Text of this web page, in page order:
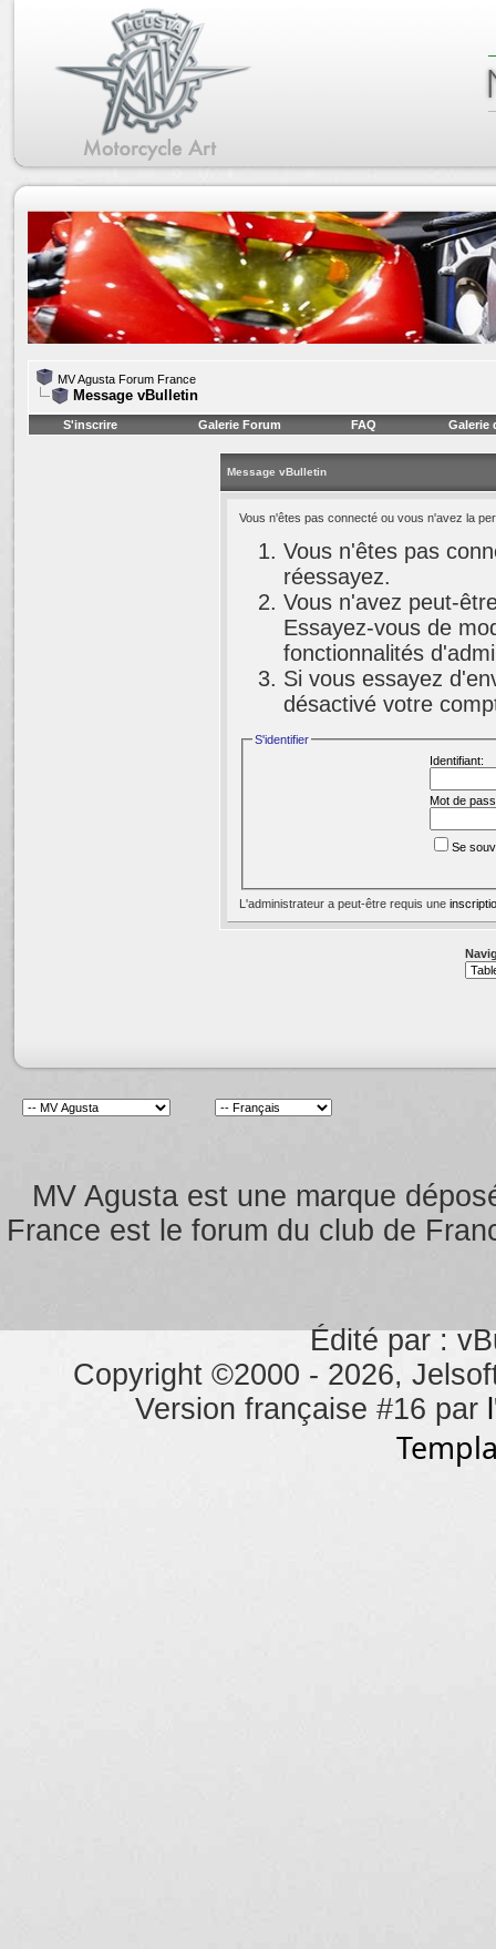
MV Agusta Forum France
Message vBulletin
S'inscrire Galerie Forum FAQ Galerie
Message vBulletin
Vous n'êtes pas connecté ou vous n'avez la
Vous n'êtes pas
réessayez.
Vous n'avez peut-
Essayez-vous de
fonctionnalités
Si vous essayez
désactivé votre
S'identifier
Identifiant:
Mot de
Se
L'administrateur a peut-être requis une
MV Agusta est une marque
France est le forum du club de
Édité par :
Copyright ©2000 - 2026,
Version française #16 par